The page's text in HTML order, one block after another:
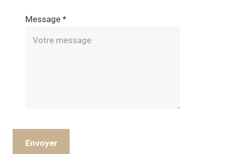
Message *
Envoyer